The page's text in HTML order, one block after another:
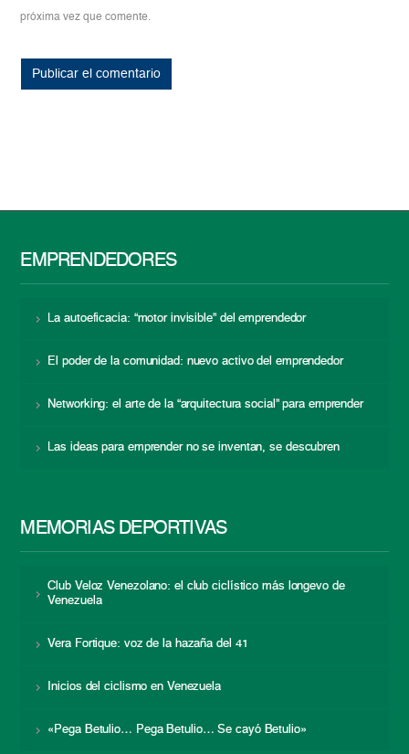
próxima vez que comente.
EMPRENDEDORES
La autoeficacia: “motor invisible” del emprendedor
El poder de la comunidad: nuevo activo del emprendedor
Networking: el arte de la “arquitectura social” para emprender
Las ideas para emprender no se inventan, se descubren
MEMORIAS DEPORTIVAS
Club Veloz Venezolano: el club ciclístico más longevo de
Venezuela
Vera Fortique: voz de la hazaña del 41
Inicios del ciclismo en Venezuela
«Pega Betulio… Pega Betulio… Se cayó Betulio»